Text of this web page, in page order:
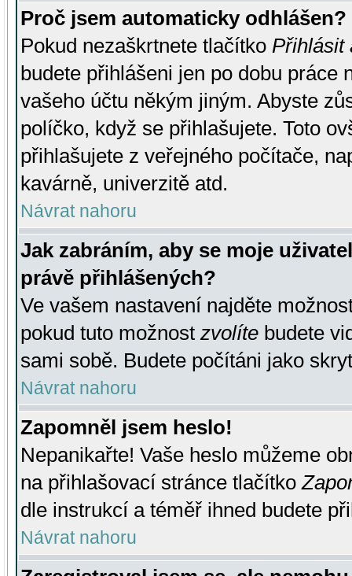
Proč jsem automaticky odhlášen?
Pokud nezaškrtnete tlačítko Přihlásit
budete přihlášeni jen po dobu práce
vašeho účtu někým jiným. Abyste
políčko, když se přihlašujete. Toto
přihlašujete z veřejného počítače,
kavárně, univerzitě atd.
Návrat nahoru
Jak zabráním, aby se moje
právě přihlášených?
Ve vašem nastavení najděte
pokud tuto možnost zvolíte budete
sami sobě. Budete počítáni jako
Návrat nahoru
Zapomněl jsem heslo!
Nepanikařte! Vaše heslo můžeme
na přihlašovací stránce tlačítko
dle instrukcí a téměř ihned budete
Návrat nahoru